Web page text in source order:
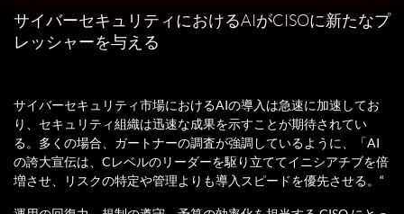
サイバーセキュリティにおけるAIがCISOに新たなプ
レッシャーを与える
サイバーセキュリティ市場におけるAIの導入は急速に加速してお
り、セキュリティ組織は迅速な成果を示すことが期待されてい
る。多くの場合、ガートナーの調査が強調しているように、「AI
の誇大宣伝は、Cレベルのリーダーを駆り立ててイニシアチブを倍
増させ、リスクの特定や管理よりも導入スピードを優先させる。“